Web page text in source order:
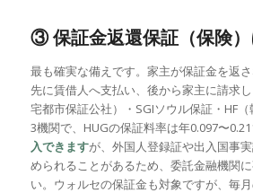
③ 保証金返還保証（保険
最も確実な備えです。家主が保証金を返
先に賃借人へ支払い、後から家主に請求
宅都市保証公社）・SGIソウル保証・HF
3機関で、HUGの保証料率は年0.097〜
入できますが、外国人登録証や出入国事
められることがあるため、委託金融機関
い。ウォルセの保証金も対象ですが、毎